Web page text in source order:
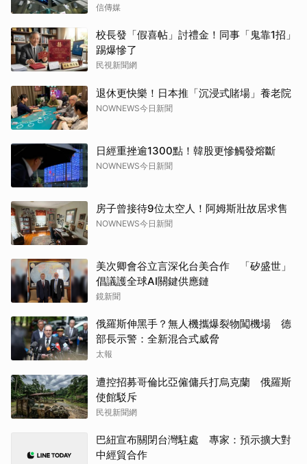
信傳媒
校長發「假喜帖」討禮金！同事「鬼靠1招」
踢爆慘了
民視新聞網
退休更快樂！日本推「沉浸式賭場」養老院
NOWNEWS今日新聞
日經重挫逾1300點！韓股更慘觸發熔斷
NOWNEWS今日新聞
房子曾接待9位太空人！阿姆斯壯故居求售
NOWNEWS今日新聞
美次卿會谷立言深化台美合作 「矽盛世」
倡議護全球AI關鍵供應鏈
鏡新聞
俄羅斯伸黑手？無人機攜爆裂物闖機場 德
部長示警：全新混合式威脅
太報
遭控招募哥倫比亞僱傭兵打烏克蘭 俄羅斯
使館駁斥
民視新聞網
巴紐宣布關閉台灣駐處 專家：預示擴大對
中經貿合作